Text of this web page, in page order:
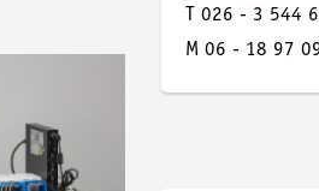
T 026 - 3 544
M 06 - 18 97